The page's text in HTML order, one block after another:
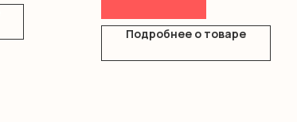
Подробнее о товаре